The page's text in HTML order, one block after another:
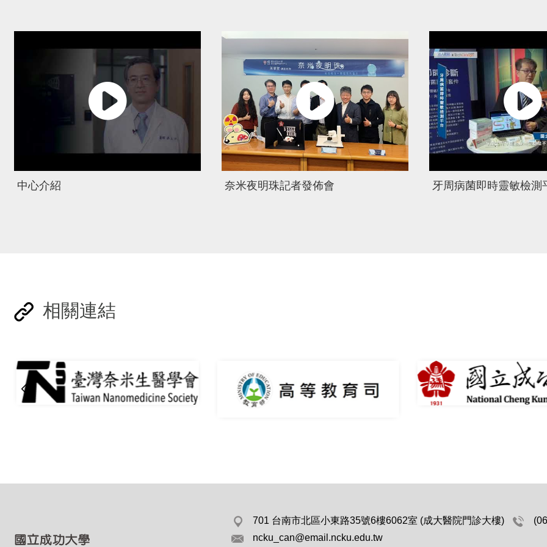
中心介紹 奈米夜明珠記者發佈會 牙周病菌即時靈敏檢測
相關連結
701 台南市北區小東路35號6樓6062室 (成大醫院門診大樓)
ncku_can@email.ncku.edu.tw